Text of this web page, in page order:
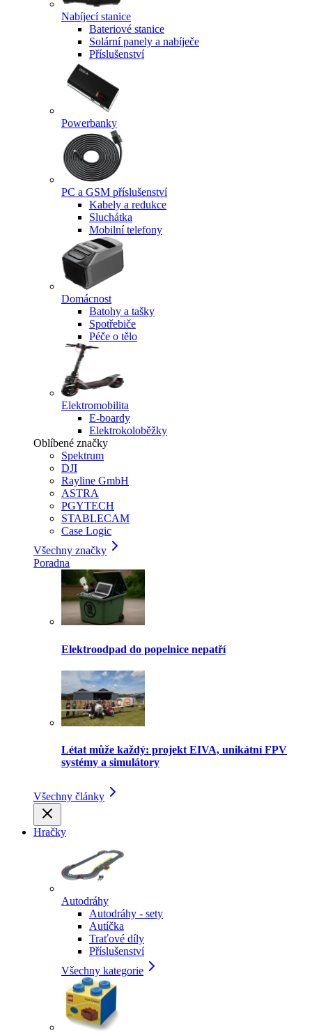
Nabíjecí stanice
Bateriové stanice
Solární panely a nabíječe
Příslušenství
Powerbanky
PC a GSM příslušenství
Kabely a redukce
Sluchátka
Mobilní telefony
Domácnost
Batohy a tašky
Spotřebiče
Péče o tělo
Elektromobilita
E-boardy
Elektrokoloběžky
Oblíbené značky
Spektrum
DJI
Rayline GmbH
ASTRA
PGYTECH
STABLECAM
Case Logic
Všechny značky
Poradna
Elektroodpad do popelnice nepatří
Létat může každý: projekt EIVA, unikátní FPV
systémy a simulátory
Všechny články
Hračky
Autodráhy
Autodráhy - sety
Autíčka
Traťové díly
Příslušenství
Všechny kategorie